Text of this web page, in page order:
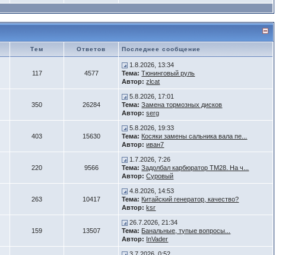
Тем Ответов Последнее сообщение
117 4577
1.8.2026, 13:34
Тема: Тюнинговый руль
Автор: zlcat
350 26284
5.8.2026, 17:01
Тема: Замена тормозных дисков
Автор: serg
403 15630
5.8.2026, 19:33
Тема: Косяки замены сальника вала пе...
Автор: иван7
220 9566
1.7.2026, 7:26
Тема: Задолбал карбюратор ТМ28. На ч...
Автор: Суровый
263 10417
4.8.2026, 14:53
Тема: Китайский генератор, качество?
Автор: ksr
159 13507
26.7.2026, 21:34
Тема: Банальные, тупые вопросы...
Автор: InVader